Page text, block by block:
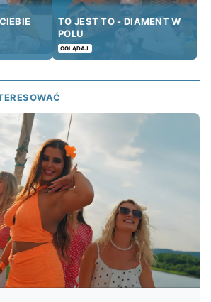
TO JEST TO - DIAMENT W
POLU
OGLĄDAJ